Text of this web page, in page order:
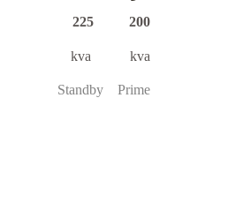
200 225
kva kva
Standby Prime